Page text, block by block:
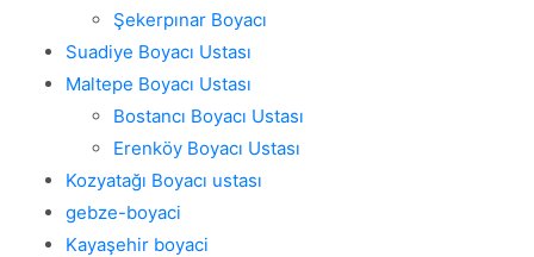
Şekerpınar Boyacı
Suadiye Boyacı Ustası
Maltepe Boyacı Ustası
Bostancı Boyacı Ustası
Erenköy Boyacı Ustası
Kozyatağı Boyacı ustası
gebze-boyaci
Kayaşehir boyaci